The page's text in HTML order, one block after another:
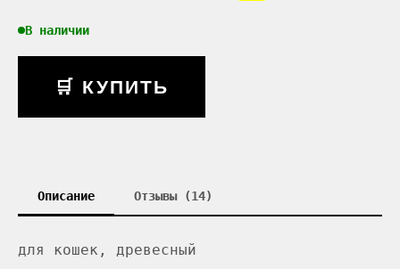
В наличии
🛒 КУПИТЬ
Описание Отзывы (14)
для кошек, древесный